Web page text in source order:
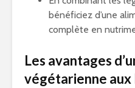
bénéficiez d’une
complète en
Les avantages
végétarienne aux